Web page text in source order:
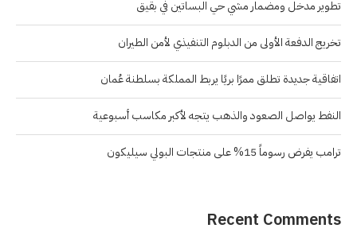
تطوير مدخل ومضمار مشي حي البساتين في بقيق
تخريج الدفعة الأولى من الدبلوم التنفيذي لأمن الطيران
اتفاقية جديدة تطلق ممرًا بريًا يربط المملكة بسلطنة عُمان
النفط يواصل الصعود والذهب يتجه لأكبر مكاسب أسبوعية
ترامب يفرض رسوماً 15% على منتجات البولي سيليكون
Recent Comments